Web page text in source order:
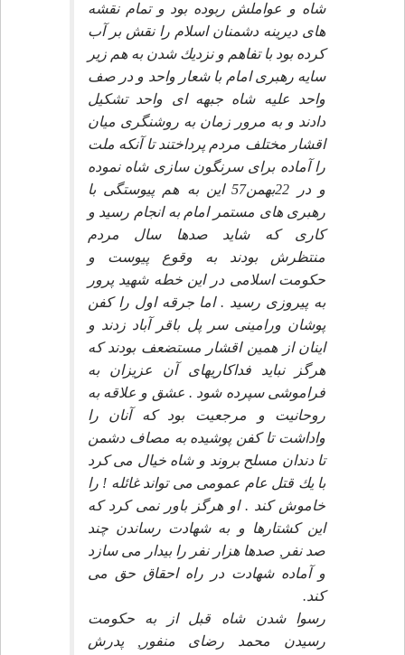
شاه و عواملش ربوده بود و تمام نقشه
هاى ديرينه دشمنان اسلام را نقش بر آب
كرده بود با تفاهم و نزديك شدن به هم زير
سايه رهبرى امام با شعار واحد و در صف
واحد عليه شاه جبهه اى واحد تشكيل
دادند و به مرور زمان به روشنگرى ميان
اقشار مختلف مردم پرداختند تا آنكه ملت
را آماده براى سرنگون سازى شاه نموده
و در 22بهمن57 اين به هم پيوستگى با
رهبرى هاى مستمر امام به انجام رسيد و
كارى كه شايد صدها سال مردم
منتظرش بودند به وقوع پيوست و
حكومت اسلامى در اين خطه شهيد پرور
به پيروزى رسيد . اما جرقه اول را كفن
پوشان ورامينى سر پل باقر آباد زدند و
اينان از همين اقشار مستضعف بودند كه
هرگز نبايد فداكاريهاى آن عزيزان به
فراموشى سپرده شود . عشق و علاقه به
روحانيت و مرجعيت بود كه آنان را
واداشت تا كفن پوشيده به مصاف دشمن
تا دندان مسلح بروند و شاه خيال مى كرد
با يك قتل عام عمومى مى تواند غائله ! را
خاموش كند . او هرگز باور نمى كرد كه
اين كشتارها و به شهادت رساندن چند
صد نفر, صدها هزار نفر را بيدار مى سازد
و آماده شهادت در راه احقاق حق مى
كند.
رسوا شدن شاه قبل از به حكومت
رسيدن محمد رضاى منفور, پدرش